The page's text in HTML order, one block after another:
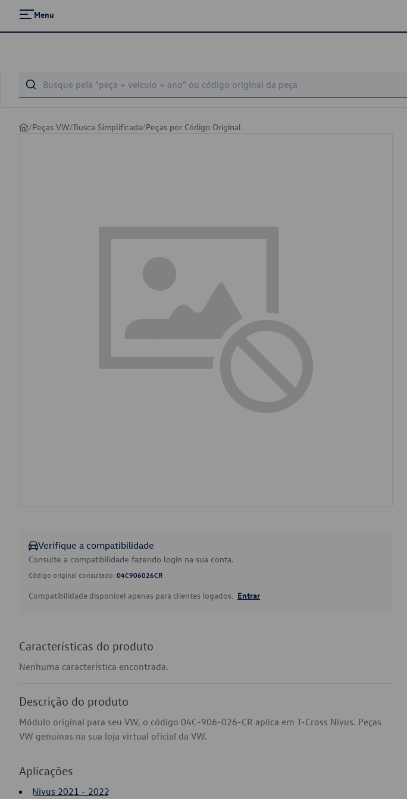
Menu
/Peças VW/Busca Simplificada/Peças por Código Original
Verifique a compatibilidade
Consulte a compatibilidade fazendo login na sua conta.
Código original consultado: 04C906026CR
Compatibilidade disponível apenas para clientes logados. Entrar
Características do produto
Nenhuma característica encontrada.
Descrição do produto
Módulo original para seu VW, o código 04C-906-026-CR aplica em T-Cross Nivus. Peças
VW genuínas na sua loja virtual oficial da VW.
Aplicações
Nivus 2021 - 2022